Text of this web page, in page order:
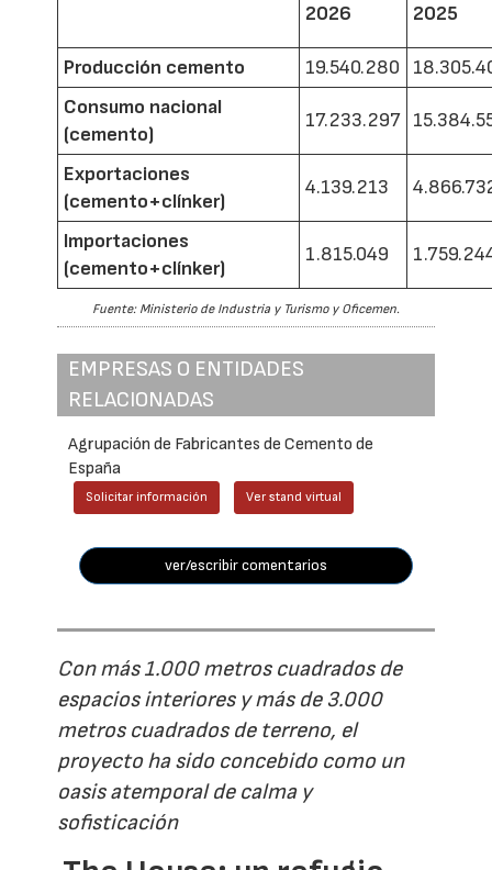
2026 2025
Producción cemento 19.540.280
Consumo nacional
(cemento)
17.233.297
Exportaciones
(cemento+clínker)
4.139.213
Importaciones
(cemento+clínker)
1.815.049
Fuente: Ministerio de Industria y Turismo y Oficemen.
EMPRESAS O ENTIDADES
RELACIONADAS
Agrupación de Fabricantes de Cemento de
España
Solicitar información Ver stand virtual
ver/escribir comentarios
Con más 1.000 metros cuadrados de
espacios interiores y más de 3.000
metros cuadrados de terreno, el
proyecto ha sido concebido como un
oasis atemporal de calma y
sofisticación